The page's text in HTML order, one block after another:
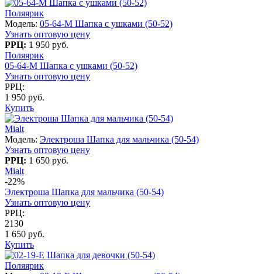
Поляярик
Модель: 05-64-M Шапка с ушками (50-52)
Узнать оптовую цену
РРЦ: 1 950 руб.
Поляярик
05-64-M Шапка с ушками (50-52)
Узнать оптовую цену
РРЦ:
1 950 руб.
Купить
Mialt
Модель: Электроша Шапка для мальчика (50-54)
Узнать оптовую цену
РРЦ: 1 650 руб.
Mialt
-22%
Электроша Шапка для мальчика (50-54)
Узнать оптовую цену
РРЦ:
2130
1 650 руб.
Купить
Поляярик